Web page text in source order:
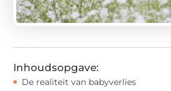
Inhoudsopgave:
De realiteit van babyverlies